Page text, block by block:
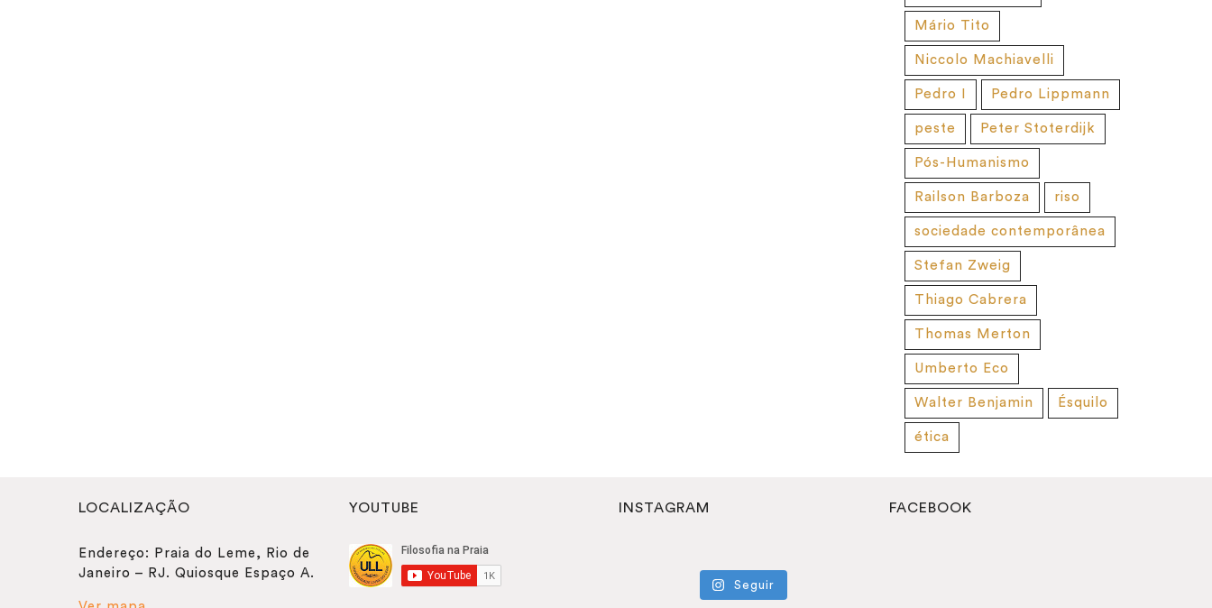
Mário Tito
Niccolo Machiavelli
Pedro I Pedro Lippmann
peste Peter Stoterdijk
Pós-Humanismo
Railson Barboza riso
sociedade contemporânea
Stefan Zweig
Thiago Cabrera
Thomas Merton
Umberto Eco
Walter Benjamin Ésquilo
ética
LOCALIZAÇÃO
Endereço: Praia do Leme, Rio de
Janeiro – RJ. Quiosque Espaço A.
YOUTUBE INSTAGRAM
Seguir
FACEBOOK